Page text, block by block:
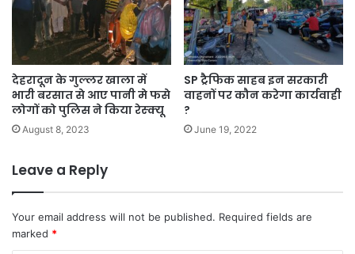
देहरादून के गुल्लर खाला में
भारी बरसात से आए पानी मे फसे
लोगों को पुलिस ने किया रेस्क्यू
August 8, 2023
SP ट्रैफिक साहब इन सरकारी
वाहनों पर कौन करेगा कार्यवाही
?
June 19, 2022
Leave a Reply
Your email address will not be published. Required fields are
marked *